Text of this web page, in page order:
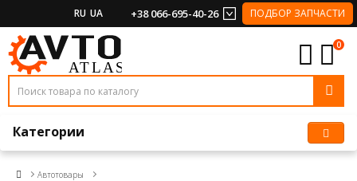
RU UA +38 066-695-40-26 ПОДБОР ЗАПЧАСТИ
0
Категории
Автотовары